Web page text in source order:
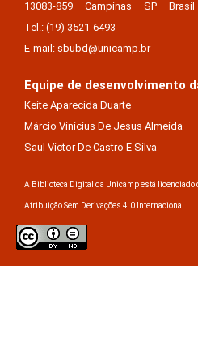
13083-859 – Campinas – SP – Brasil
Tel.: (19) 3521-6493
E-mail: sbubd@unicamp.br
Equipe de desenvolvimento
Keite Aparecida Duarte
Márcio Vinícius De Jesus Almeida
Saul Victor De Castro E Silva
A Biblioteca Digital da Unicamp está licenciado
Atribuição Sem Derivações 4.0 Internacional